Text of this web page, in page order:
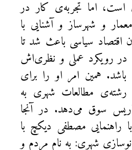
اما تجربه‌ی کار در
و شهرساز و آشنایی با
اقتصاد سیاسی باعث شد تا
رویکرد عملی و نظری‌اش
همین امر او را برای
مطالعات شهری به
سوق می‌دهد. در آنجا
راهنمایی مصطفی دیکچ با
شهری: به نام مردم و